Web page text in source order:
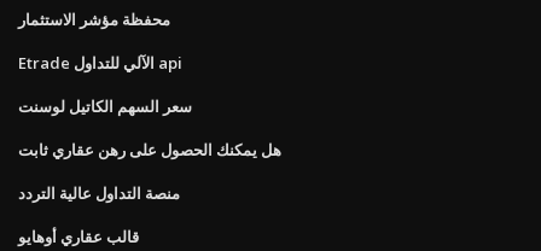
محفظة مؤشر الاستثمار
Etrade الآلي للتداول api
سعر السهم الكاتيل لوسنت
هل يمكنك الحصول على رهن عقاري ثابت
منصة التداول عالية التردد
قالب عقاري أوهايو